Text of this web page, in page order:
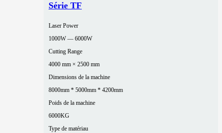
Série TF
Laser Power
1000W — 6000W
Cutting Range
4000 mm × 2500 mm
Dimensions de la machine
8000mm * 5000mm * 4200mm
Poids de la machine
6000KG
Type de matériau